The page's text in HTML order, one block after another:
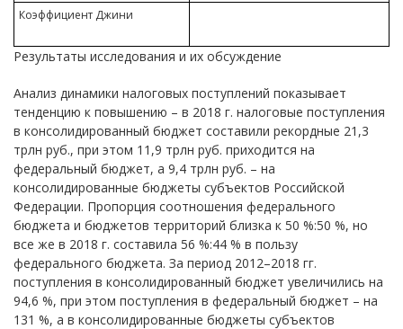
Коэффициент Джини
Результаты исследования и их обсуждение
Анализ динамики налоговых поступлений показывает
тенденцию к повышению – в 2018 г. налоговые поступления
в консолидированный бюджет составили рекордные 21,3
трлн руб., при этом 11,9 трлн руб. приходится на
федеральный бюджет, а 9,4 трлн руб. – на
консолидированные бюджеты субъектов Российской
Федерации. Пропорция соотношения федерального
бюджета и бюджетов территорий близка к 50 %:50 %, но
все же в 2018 г. составила 56 %:44 % в пользу
федерального бюджета. За период 2012–2018 гг.
поступления в консолидированный бюджет увеличились на
94,6 %, при этом поступления в федеральный бюджет – на
131 %, а в консолидированные бюджеты субъектов